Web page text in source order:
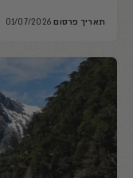
תאריך פרסום 01/07/2026